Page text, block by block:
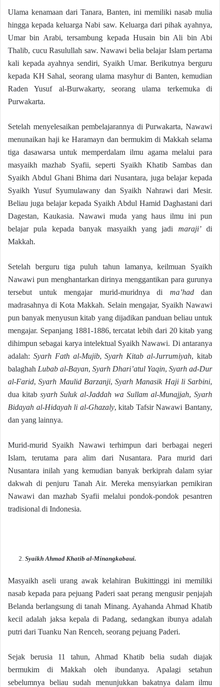
Ulama kenamaan dari Tanara, Banten, ini memiliki nasab mulia
hingga kepada keluarga Nabi saw. Keluarga dari pihak ayahnya,
Umar bin Arabi, tersambung kepada Husain bin Ali bin Abi
Thalib, cucu Rasulullah saw. Nawawi belia belajar Islam pertama
kali kepada ayahnya sendiri, Syaikh Umar. Berikutnya berguru
kepada KH Sahal, seorang ulama masyhur di Banten, kemudian
Raden Yusuf al-Burwakarty, seorang ulama terkemuka di
Purwakarta.
Setelah menyelesaikan pembelajarannya di Purwakarta, Nawawi
menunaikan haji ke Haramayn dan bermukim di Makkah selama
tiga dasawarsa untuk memperdalam ilmu agama melalui para
masyaikh mazhab Syafii, seperti Syaikh Khatib Sambas dan
Syaikh Abdul Ghani Bhima dari Nusantara, juga belajar kepada
Syaikh Yusuf Syumulawany dan Syaikh Nahrawi dari Mesir.
Beliau juga belajar kepada Syaikh Abdul Hamid Daghastani dari
Dagestan, Kaukasia. Nawawi muda yang haus ilmu ini pun
belajar pula kepada banyak masyaikh yang jadi maraji’di
Makkah.
Setelah berguru tiga puluh tahun lamanya, keilmuan Syaikh
Nawawi pun menghantarkan dirinya menggantikan para gurunya
tersebut untuk mengajar murid-muridnya di ma’haddan
madrasahnya di Kota Makkah. Selain mengajar, Syaikh Nawawi
pun banyak menyusun kitab yang dijadikan panduan beliau untuk
mengajar. Sepanjang 1881-1886, tercatat lebih dari 20 kitab yang
dihimpun sebagai karya intelektual Syaikh Nawawi. Di antaranya
adalah: Syarh Fath al-Mujib,Syarh Kitab al-Jurrumiyah, kitab
balaghah Lubab al-Bayan, Syarh Dhari’atul Yaqin, Syarh ad-Dur
al-Farid,Syarh Maulid Barzanji, Syarh Manasik Haji li Sarbini,
dua kitab syarh Suluk al-Jaddah wa Sullam al-Munajjah, Syarh
Bidayah al-Hidayah li al-Ghazaly, kitab Tafsir Nawawi Bantany,
dan yang lainnya.
Murid-murid Syaikh Nawawi terhimpun dari berbagai negeri
Islam, terutama para alim dari Nusantara. Para murid dari
Nusantara inilah yang kemudian banyak berkiprah dalam syiar
dakwah di penjuru Tanah Air. Mereka mensyiarkan pemikiran
Nawawi dan mazhab Syafii melalui pondok-pondok pesantren
tradisional di Indonesia.
Syaikh Ahmad Khatib al-Minangkabaui.
Masyaikh aseli urang awak kelahiran Bukittinggi ini memiliki
nasab kepada para pejuang Paderi saat perang mengusir penjajah
Belanda berlangsung di tanah Minang. Ayahanda Ahmad Khatib
kecil adalah jaksa kepala di Padang, sedangkan ibunya adalah
putri dari Tuanku Nan Renceh, seorang pejuang Paderi.
Sejak berusia 11 tahun, Ahmad Khatib belia sudah diajak
bermukim di Makkah oleh ibundanya. Apalagi setahun
sebelumnya beliau sudah menunjukkan bakatnya dalam ilmu